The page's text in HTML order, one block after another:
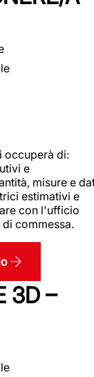
occuperà di:
e
misure e
estimativi e
con l'ufficio
commessa.
3D –